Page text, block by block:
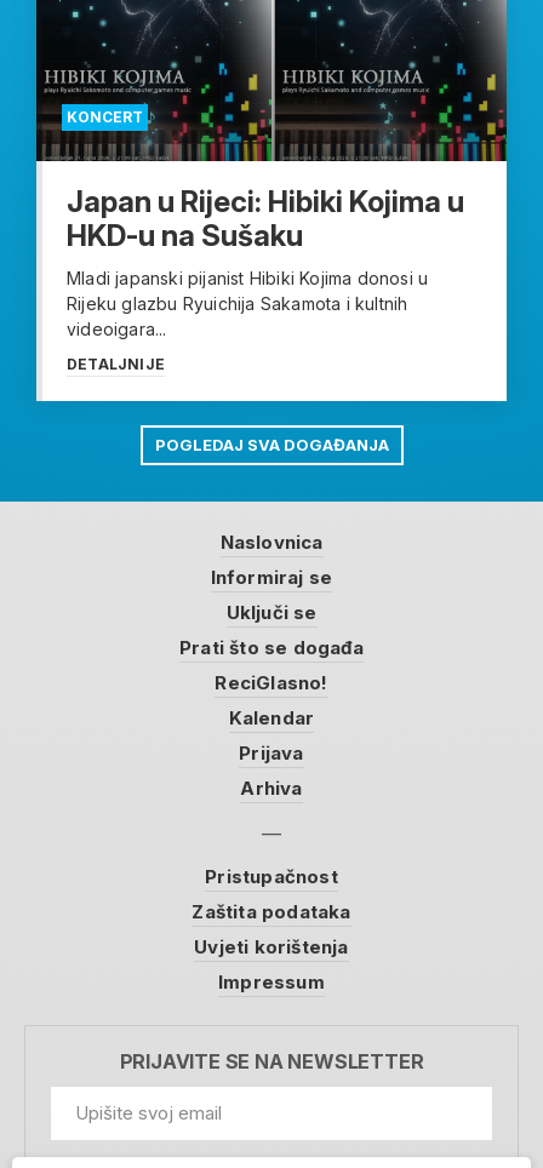
KONCERT
Japan u Rijeci: Hibiki Kojima u
HKD-u na Sušaku
Mladi japanski pijanist Hibiki Kojima donosi u
Rijeku glazbu Ryuichija Sakamota i kultnih
videoigara...
DETALJNIJE
POGLEDAJ SVA DOGAĐANJA
Naslovnica
Informiraj se
Uključi se
Prati što se događa
ReciGlasno!
Kalendar
Prijava
Arhiva
Pristupačnost
Zaštita podataka
Uvjeti korištenja
Impressum
PRIJAVITE SE NA NEWSLETTER